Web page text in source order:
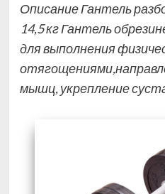
Описание Гантель
14,5 кг Гантель
для выполнения
мышц, укрепление